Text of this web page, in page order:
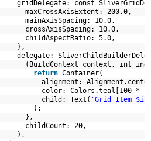
gridDelegate: const
maxCrossAxisExtent: 200.0,
mainAxisSpacing: 10.0,
crossAxisSpacing: 10.0,
childAspectRatio: 5.0,
),
delegate:
(BuildContext context, int
return Container(
alignment:
color: Colors.teal[100 *
child: Text( 'Grid Item
);
},
childCount: 20,
),